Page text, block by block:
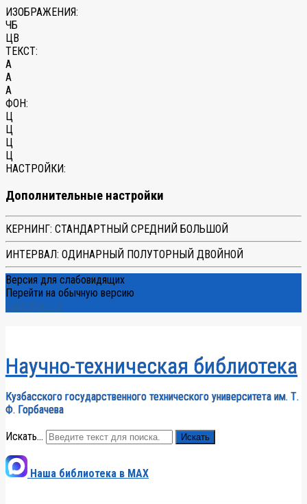
ИЗОБРАЖЕНИЯ:
ЧБ
ЦВ
ТЕКСТ:
A
A
A
ФОН:
Ц
Ц
Ц
Ц
НАСТРОЙКИ:
Дополнительные настройки
КЕРНИНГ: СТАНДАРТНЫЙ СРЕДНИЙ БОЛЬШОЙ
ИНТЕРВАЛ: ОДИНАРНЫЙ ПОЛУТОРНЫЙ ДВОЙНОЙ
Версия для слабовидящих
Перейти на обычную версию
Сайт КузГТУ
Научно-техническая библиотека
Кузбасского государственного технического университета им. Т.
Ф. Горбачева
Искать... Искать
Наша библиотека в MAX